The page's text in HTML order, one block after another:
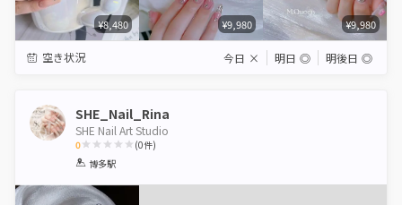
¥8,480 ¥9,980 ¥9,980
空き状況 今日 × 明日 ◎ 明後日 ◎
SHE_Nail_Rina
SHE Nail Art Studio
0
1 2 3 4
(0件)
博多駅